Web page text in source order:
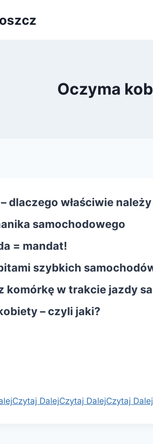
Oczyma
dlaczego właściwie
samochodowego
= mandat!
szybkich
komórkę w trakcie jazdy
– czyli jaki?
Czytaj DalejCzytaj DalejCzytaj Dalej